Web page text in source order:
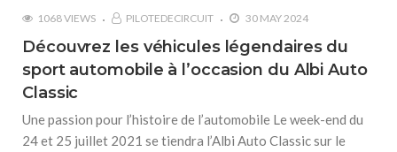
1068 VIEWS PILOTEDECIRCUIT 30 MAY 2024
Découvrez les véhicules légendaires du
sport automobile à l’occasion du Albi Auto
Classic
Une passion pour l’histoire de l’automobile Le week-end du
24 et 25 juillet 2021 se tiendra l’Albi Auto Classic sur le